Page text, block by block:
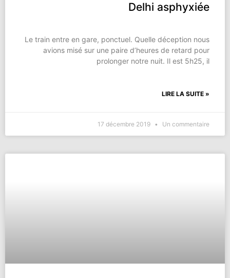
Delhi asphyxiée
Le train entre en gare, ponctuel. Quelle déception nous
avions misé sur une paire d’heures de retard pour
prolonger notre nuit. Il est 5h25, il
LIRE LA SUITE »
17 décembre 2019 Un commentaire